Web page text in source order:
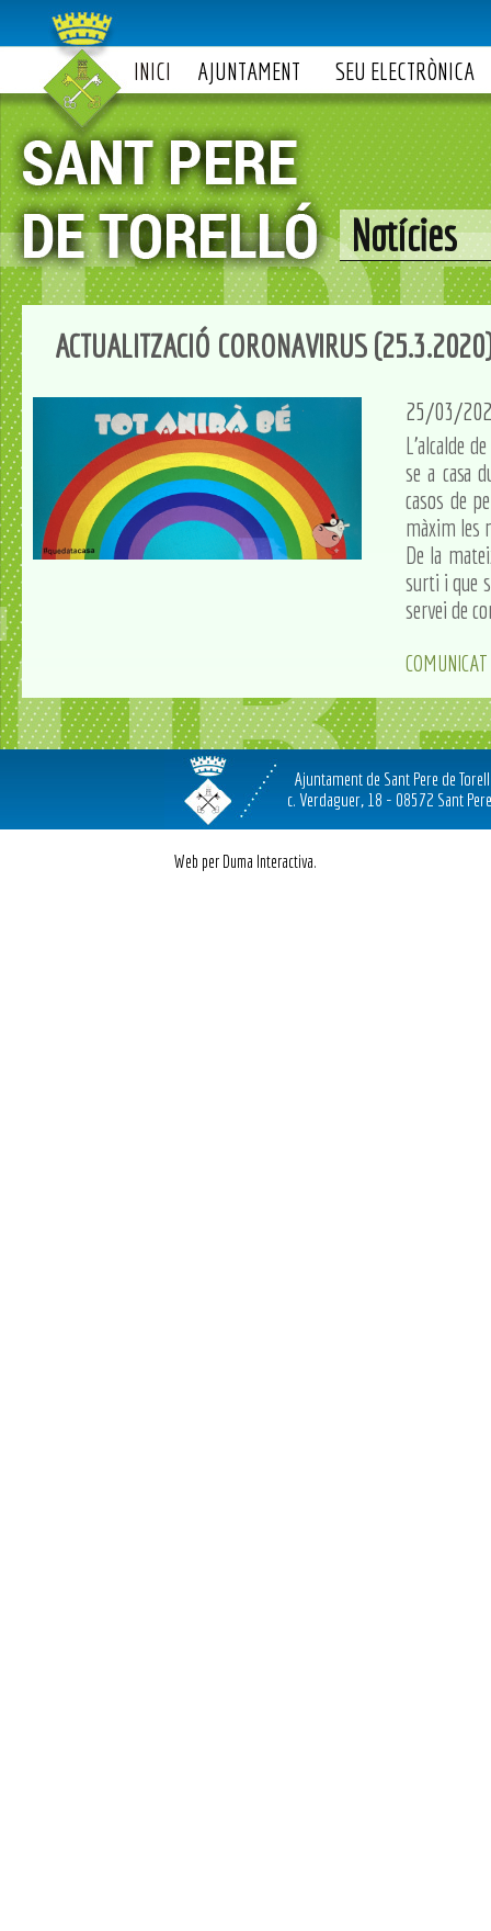
INICI AJUNTAMENT SEU ELECTRÒNICA
Notícies
ACTUALITZACIÓ CORONAVIRUS
25/03/
L'alcalde
se a casa
casos de
màxim les
De la
surti i que
servei de
Ajuntament de Sant Pere de
c. Verdaguer, 18 - 08572 Sant
Web per Duma Interactiva.